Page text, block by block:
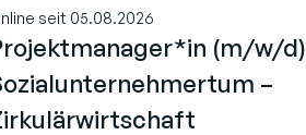
seit 05.08.2026
(m/w/d)
–